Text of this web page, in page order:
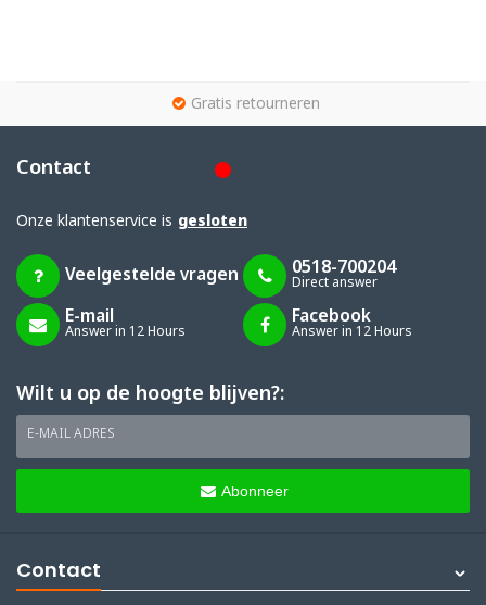
Gratis retourneren
Contact
Onze klantenservice is gesloten
Veelgestelde vragen 0518-700204
Direct answer
E-mail
Answer in 12 Hours
Facebook
Answer in 12 Hours
Wilt u op de hoogte blijven?:
E-MAIL ADRES
Abonneer
Contact